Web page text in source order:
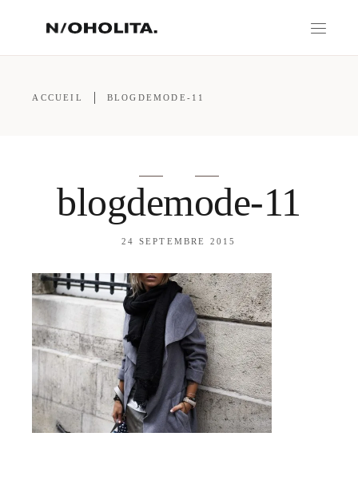
ACCUEIL BLOGDEMODE-11
blogdemode-11
24 SEPTEMBRE 2015